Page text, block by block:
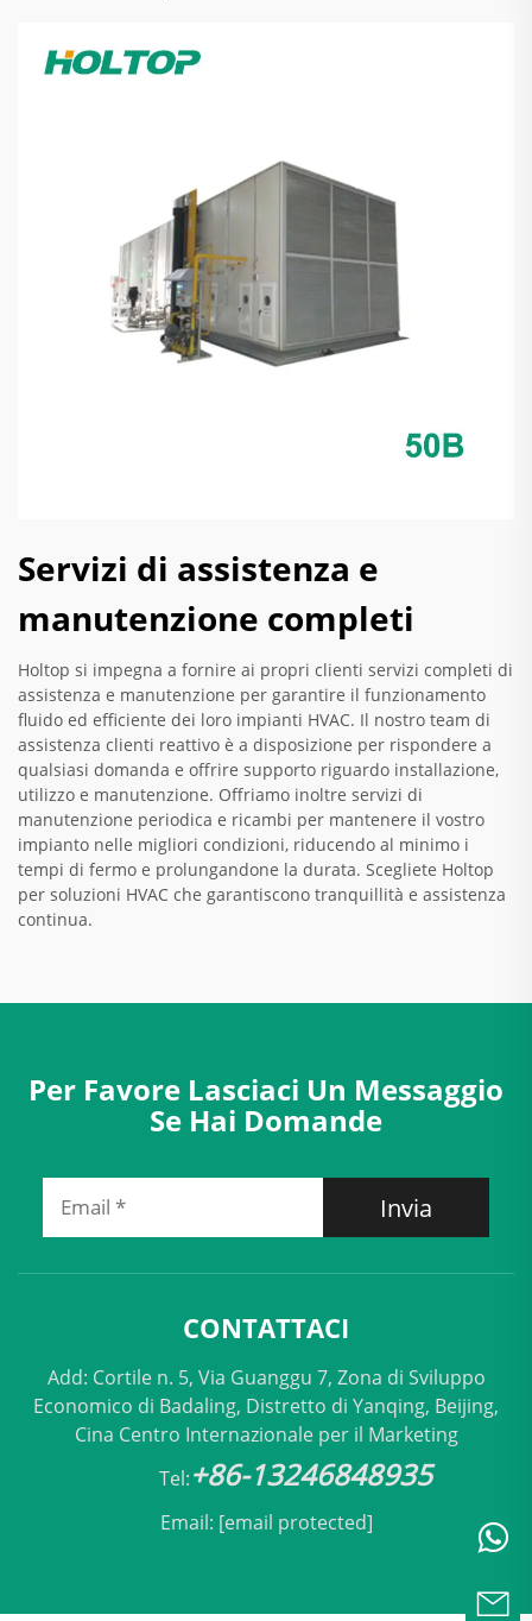
Servizi di assistenza e
manutenzione completi
Holtop si impegna a fornire ai propri clienti servizi completi di
assistenza e manutenzione per garantire il funzionamento
fluido ed efficiente dei loro impianti HVAC. Il nostro team di
assistenza clienti reattivo è a disposizione per rispondere a
qualsiasi domanda e offrire supporto riguardo installazione,
utilizzo e manutenzione. Offriamo inoltre servizi di
manutenzione periodica e ricambi per mantenere il vostro
impianto nelle migliori condizioni, riducendo al minimo i
tempi di fermo e prolungandone la durata. Scegliete Holtop
per soluzioni HVAC che garantiscono tranquillità e assistenza
continua.
Per Favore Lasciaci Un Messaggio
Se Hai Domande
Invia
CONTATTACI
Add: Cortile n. 5, Via Guanggu 7, Zona di Sviluppo
Economico di Badaling, Distretto di Yanqing, Beijing,
Cina Centro Internazionale per il Marketing
Tel:+86-13246848935
Email: [email protected]